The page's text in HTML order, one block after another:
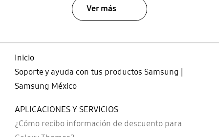
Ver más
Inicio
Soporte y ayuda con tus productos Samsung |
Samsung México
APLICACIONES Y SERVICIOS
¿Cómo recibo información de descuento para